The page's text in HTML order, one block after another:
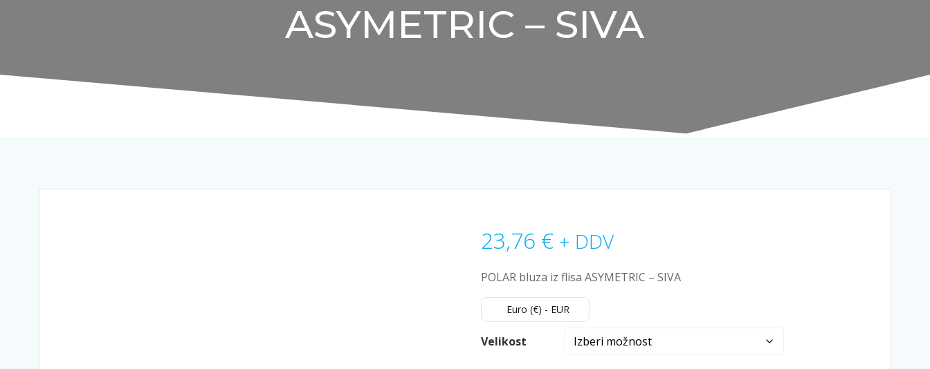
ASYMETRIC – SIVA
23,76 € + DDV
POLAR bluza iz flisa ASYMETRIC – SIVA
Euro (€) - EUR
Velikost